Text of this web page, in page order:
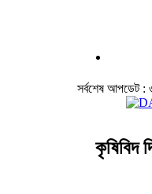
সর্বশেষ আপডেট :
কৃষিবিদ